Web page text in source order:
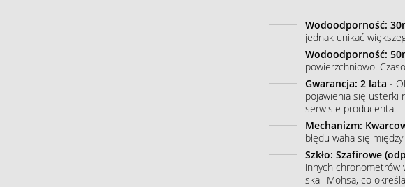
Wodoodporność:
jednak unikać
Wodoodporność:
powierzchniowo.
Gwarancja: 2 lata -
pojawienia się usterki
serwisie producenta.
Mechanizm:
błędu waha się
Szkło: Szafirowe
innych chronometrów
skali Mohsa, co